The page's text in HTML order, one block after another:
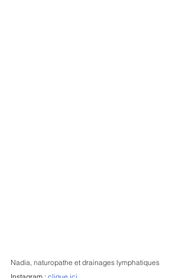
Nadia, naturopathe et drainages lymphatiques